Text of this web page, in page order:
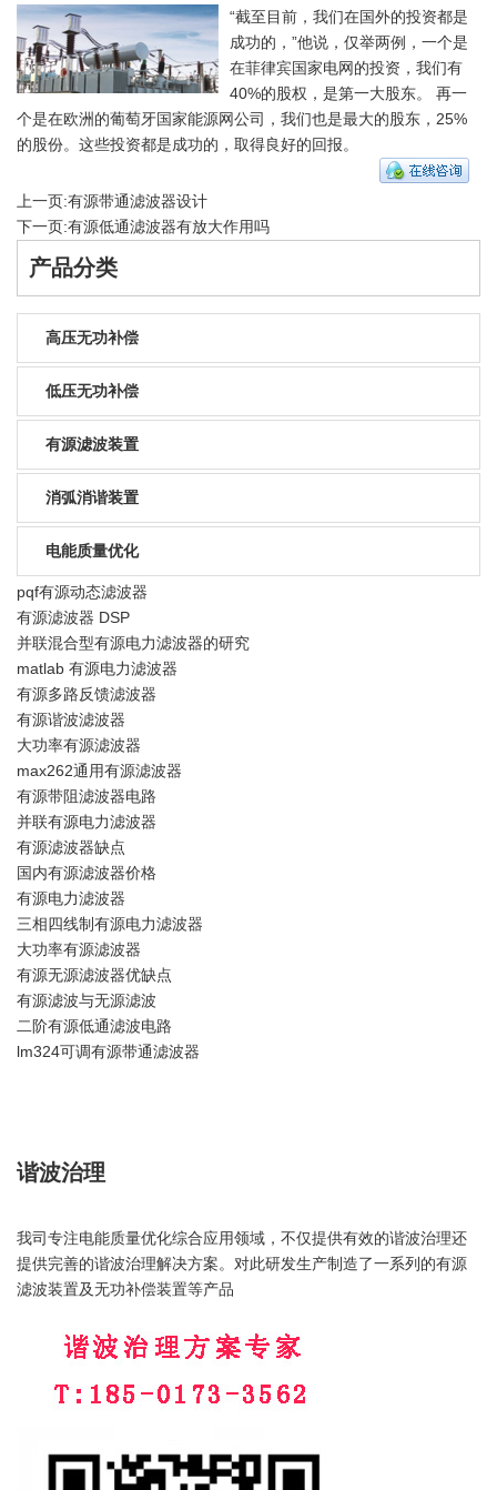
“截至目前，我们在国外的投资都是
成功的，”他说，仅举两例，一个是
在菲律宾国家电网的投资，我们有
40%的股权，是第一大股东。 再一
个是在欧洲的葡萄牙国家能源网公司，我们也是最大的股东，25%
的股份。这些投资都是成功的，取得良好的回报。
上一页:有源带通滤波器设计
下一页:有源低通滤波器有放大作用吗
产品分类
高压无功补偿
低压无功补偿
有源滤波装置
消弧消谐装置
电能质量优化
pqf有源动态滤波器
有源滤波器 DSP
并联混合型有源电力滤波器的研究
matlab 有源电力滤波器
有源多路反馈滤波器
有源谐波滤波器
大功率有源滤波器
max262通用有源滤波器
有源带阻滤波器电路
并联有源电力滤波器
有源滤波器缺点
国内有源滤波器价格
有源电力滤波器
三相四线制有源电力滤波器
大功率有源滤波器
有源无源滤波器优缺点
有源滤波与无源滤波
二阶有源低通滤波电路
lm324可调有源带通滤波器
谐波治理
我司专注电能质量优化综合应用领域，不仅提供有效的谐波治理还
提供完善的谐波治理解决方案。对此研发生产制造了一系列的有源
滤波装置及无功补偿装置等产品